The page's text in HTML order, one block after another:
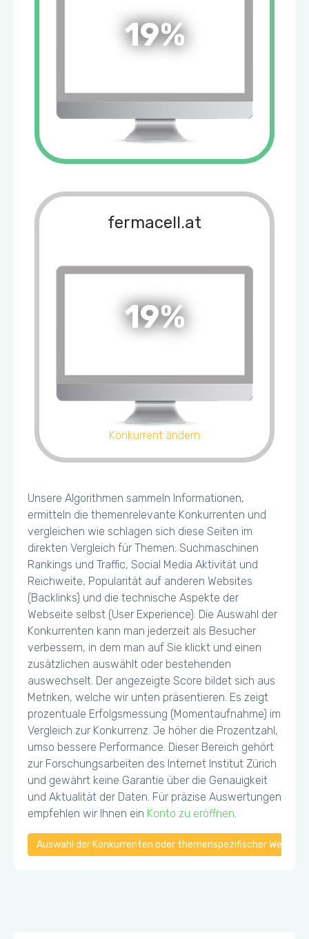
19%
fermacell.at
19%
Konkurrent ändern
Unsere Algorithmen sammeln Informationen,
ermitteln die themenrelevante Konkurrenten und
vergleichen wie schlagen sich diese Seiten im
direkten Vergleich für Themen: Suchmaschinen
Rankings und Traffic, Social Media Aktivität und
Reichweite, Popularität auf anderen Websites
(Backlinks) und die technische Aspekte der
Webseite selbst (User Experience). Die Auswahl der
Konkurrenten kann man jederzeit als Besucher
verbessern, in dem man auf Sie klickt und einen
zusätzlichen auswählt oder bestehenden
auswechselt. Der angezeigte Score bildet sich aus
Metriken, welche wir unten präsentieren. Es zeigt
prozentuale Erfolgsmessung (Momentaufnahme) im
Vergleich zur Konkurrenz. Je höher die Prozentzahl,
umso bessere Performance. Dieser Bereich gehört
zur Forschungsarbeiten des Internet Institut Zürich
und gewährt keine Garantie über die Genauigkeit
und Aktualität der Daten. Für präzise Auswertungen
empfehlen wir Ihnen ein Konto zu eröffnen.
Auswahl der Konkurrenten oder themenspezifischer